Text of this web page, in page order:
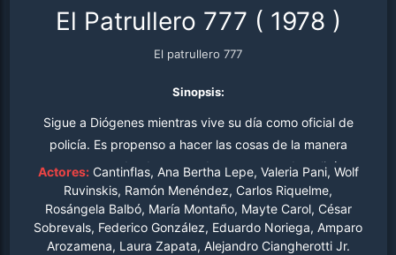
El Patrullero 777 ( 1978 )
El patrullero 777
Sinopsis:
Sigue a Diógenes mientras vive su día como oficial de
policía. Es propenso a hacer las cosas de la manera
correcta, rodeado por un departamento de policía
bastante corrupto y distante, y siempre resuelve sus
deberes con un método personal.
Actores: Cantinflas, Ana Bertha Lepe, Valeria Pani, Wolf
Ruvinskis, Ramón Menéndez, Carlos Riquelme,
Rosángela Balbó, María Montaño, Mayte Carol, César
Sobrevals, Federico González, Eduardo Noriega, Amparo
Arozamena, Laura Zapata, Alejandro Ciangherotti Jr.